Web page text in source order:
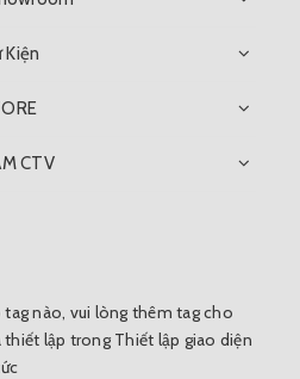
CTV
tag nào, vui lòng thêm tag cho
thiết lập trong Thiết lập giao diện